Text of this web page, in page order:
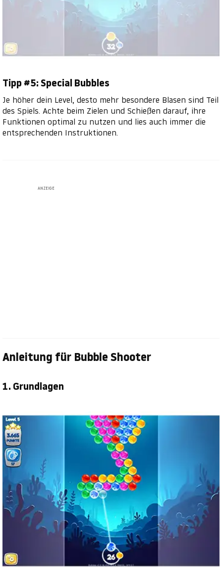
Tipp #5: Special Bubbles
Je höher dein Level, desto mehr besondere Blasen sind Teil
des Spiels. Achte beim Zielen und Schießen darauf, ihre
Funktionen optimal zu nutzen und lies auch immer die
entsprechenden Instruktionen.
ANZEIGE
Anleitung für Bubble Shooter
1. Grundlagen